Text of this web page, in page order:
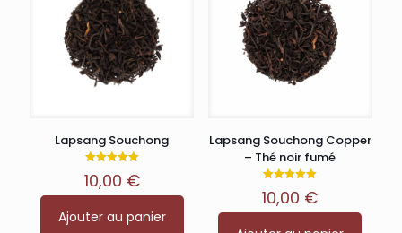
Lapsang Souchong
4.93
sur 5
10,00 €
Ajouter au panier
Lapsang Souchong Copper
– Thé noir fumé
5.00
sur 5
10,00 €